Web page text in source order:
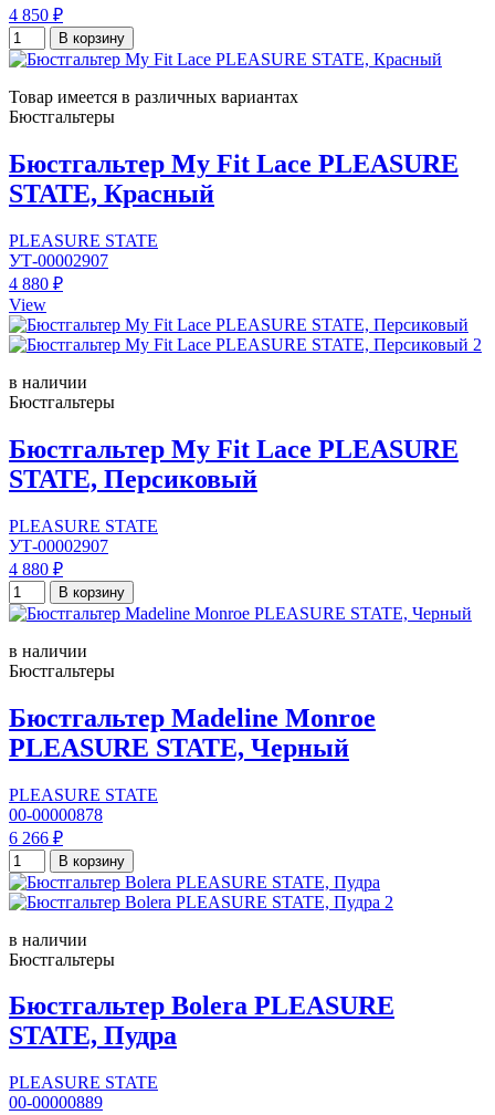
4 850 ₽
В корзину
Товар имеется в различных вариантах
Бюстгальтеры
Бюстгальтер My Fit Lace PLEASURE
STATE, Красный
PLEASURE STATE
УТ-00002907
4 880 ₽
View
в наличии
Бюстгальтеры
Бюстгальтер My Fit Lace PLEASURE
STATE, Персиковый
PLEASURE STATE
УТ-00002907
4 880 ₽
В корзину
в наличии
Бюстгальтеры
Бюстгальтер Madeline Monroe
PLEASURE STATE, Черный
PLEASURE STATE
00-00000878
6 266 ₽
В корзину
в наличии
Бюстгальтеры
Бюстгальтер Bolera PLEASURE
STATE, Пудра
PLEASURE STATE
00-00000889